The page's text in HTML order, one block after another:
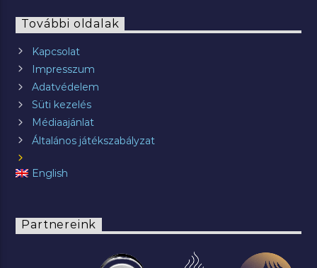
További oldalak
Kapcsolat
Impresszum
Adatvédelem
Süti kezelés
Médiaajánlat
Általános játékszabályzat
English
Partnereink